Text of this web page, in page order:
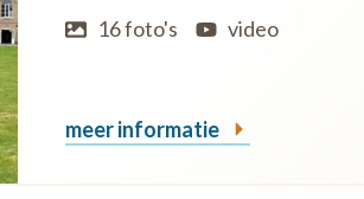
16 foto's
video
meer informatie